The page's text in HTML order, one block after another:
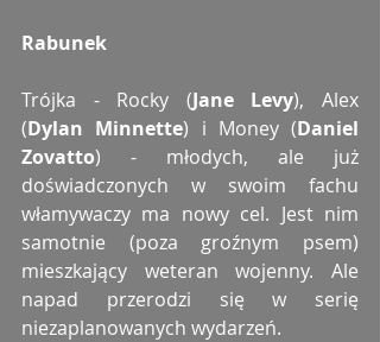
Rabunek
Trójka - Rocky (Jane Levy), Alex
(Dylan Minnette) i Money (Daniel
Zovatto) - młodych, ale już
doświadczonych w swoim fachu
włamywaczy ma nowy cel. Jest nim
samotnie (poza groźnym psem)
mieszkający weteran wojenny. Ale
napad przerodzi się w serię
niezaplanowanych wydarzeń.